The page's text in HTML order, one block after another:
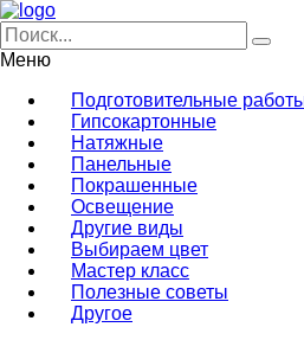
Меню
Подготовительные
Гипсокартонные
Натяжные
Панельные
Покрашенные
Освещение
Другие виды
Выбираем цвет
Мастер класс
Полезные советы
Другое